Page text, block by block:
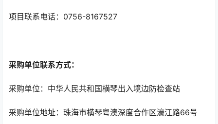
项目联系电话：0756-8167527
采购单位联系方式：
采购单位：中华人民共和国横琴出入境边防检查站
采购单位地址：珠海市横琴粤澳深度合作区濠江路66号